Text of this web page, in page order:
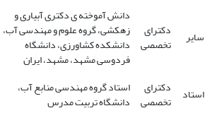
سایر دکترای
تخصصی
دانش آموخته ی دکتری آبیاری و
زهکشی، گروه علوم و مهندسی آب،
دانشکده کشاورزی، دانشگاه
فردوسی مشهد، مشهد، ایران
استاد دکترای
تخصصی
استاد گروه مهندسی منابع آب،
دانشگاه تربیت مدرس